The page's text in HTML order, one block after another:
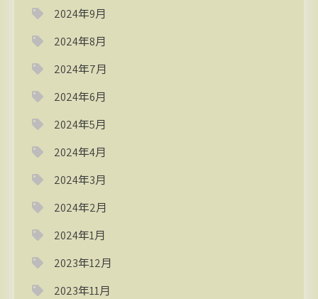
2024年9月
2024年8月
2024年7月
2024年6月
2024年5月
2024年4月
2024年3月
2024年2月
2024年1月
2023年12月
2023年11月